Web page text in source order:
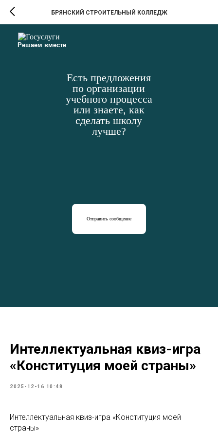
Решаем вместе
Есть предложения
по организации
учебного процесса
или знаете, как
сделать школу
лучше?
Отправить сообщение
БРЯНСКИЙ СТРОИТЕЛЬНЫЙ КОЛЛЕДЖ
Интеллектуальная квиз-игра
«Конституция моей страны»
2025-12-16 10:48
Интеллектуальная квиз-игра «Конституция моей
страны»